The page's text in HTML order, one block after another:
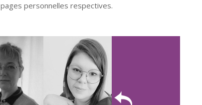
personnelles respectives.